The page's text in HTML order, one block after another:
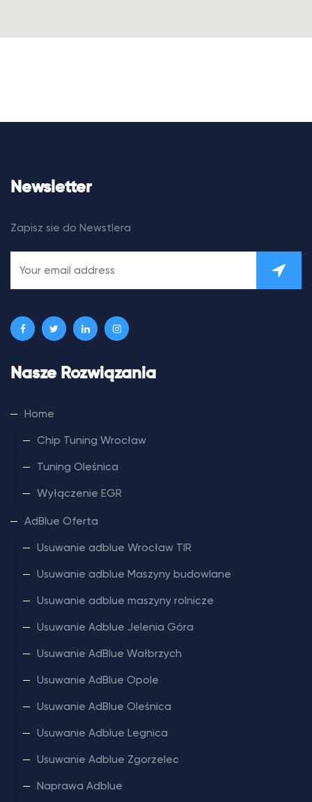
Newsletter
Zapisz sie do Newstlera
Nasze Rozwiązania
Home
Chip Tuning Wrocław
Tuning Oleśnica
Wyłączenie EGR
AdBlue Oferta
Usuwanie adblue Wrocław TIR
Usuwanie adblue Maszyny budowlane
Usuwanie adblue maszyny rolnicze
Usuwanie Adblue Jelenia Góra
Usuwanie AdBlue Wałbrzych
Usuwanie AdBlue Opole
Usuwanie AdBlue Oleśnica
Usuwanie Adblue Legnica
Usuwanie Adblue Zgorzelec
Naprawa Adblue